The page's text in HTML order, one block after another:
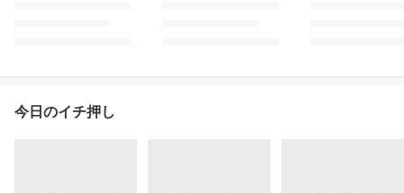
今日のイチ押し